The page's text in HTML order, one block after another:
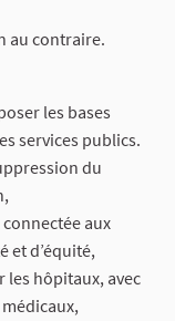
au contraire.
les bases
services publics.
du
aux
et d’équité,
les hôpitaux, avec